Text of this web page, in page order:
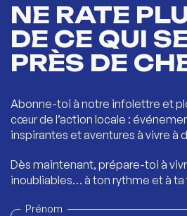
NE RATE
DE CE QUI
PRÈS DE
Abonne-toi à notre infolettre et
cœur de l’action locale :
inspirantes et aventures à vivre à
Dès maintenant, prépare-toi à
inoubliables… à ton rythme et à ta
Prénom